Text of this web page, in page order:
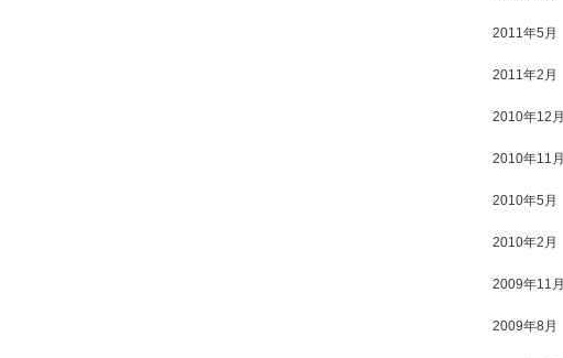
2011年5月
2011年2月
2010年12月
2010年11月
2010年5月
2010年2月
2009年11月
2009年8月